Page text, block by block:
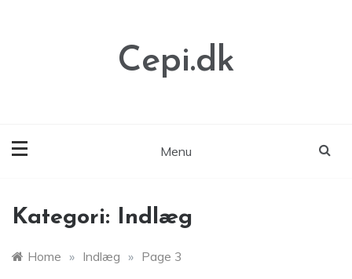
Cepi.dk
Menu
Kategori: Indlæg
Home » Indlæg » Page 3